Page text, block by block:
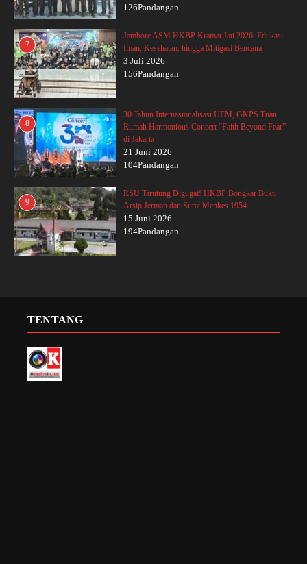
126Pandangan
7
Jambore ASM HKBP Kramat Jati 2026: Edukasi
Iman, Kesehatan, hingga Mitigasi Bencana
3 Juli 2026
156Pandangan
8
30 Tahun Internasionalisasi UEM, GKPS Tuan
Rumah Harmonious Concert “Faith Beyond Fear”
di Jakarta
21 Juni 2026
104Pandangan
9
RSU Tarutung Digugat! HKBP Bongkar Bukti
Arsip Jerman dan Surat Menkes 1954
15 Juni 2026
194Pandangan
TENTANG